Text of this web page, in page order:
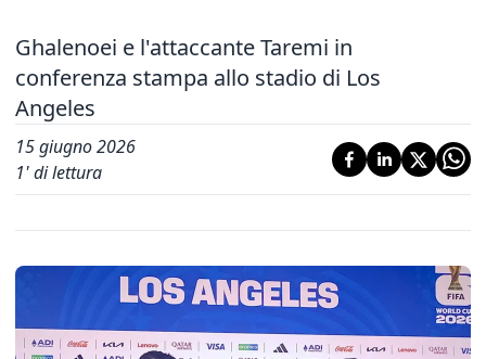
Ghalenoei e l'attaccante Taremi in
conferenza stampa allo stadio di Los
Angeles
15 giugno 2026
1' di lettura